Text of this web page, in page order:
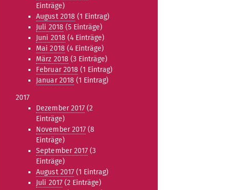
Einträge)
August 2018 (1 Eintrag)
Juli 2018 (5 Einträge)
Juni 2018 (4 Einträge)
Mai 2018 (4 Einträge)
März 2018 (3 Einträge)
Februar 2018 (1 Eintrag)
Januar 2018 (1 Eintrag)
2017
Dezember 2017 (2
Einträge)
November 2017 (8
Einträge)
September 2017 (3
Einträge)
August 2017 (1 Eintrag)
Juli 2017(2 Einträge)